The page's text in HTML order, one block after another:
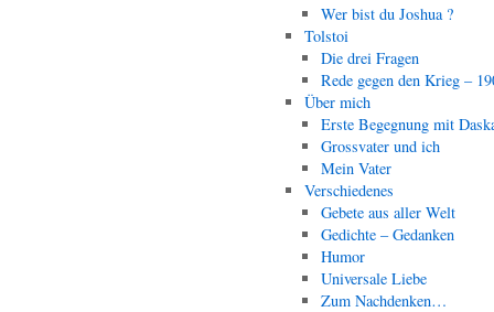
Wer bist du Joshua ?
Tolstoi
Die drei Fragen
Rede gegen den Krieg –
Über mich
Erste Begegnung mit
Grossvater und ich
Mein Vater
Verschiedenes
Gebete aus aller Welt
Gedichte – Gedanken
Humor
Universale Liebe
Zum Nachdenken…